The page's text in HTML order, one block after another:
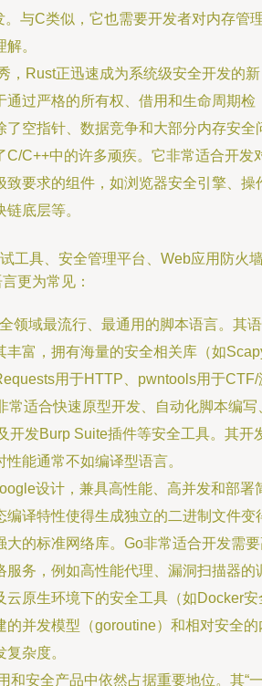
。与C类似，它也需要开发者对内存管
。
，Rust正迅速成为系统级安全开发的新
通过严格的所有权、借用和生命周期检
了空指针、数据竞争和大部分内存安全
C/C++中的许多顽疾。它非常适合开发
致要求的组件，如浏览器安全引擎、操
底层等。
工具、安全管理平台、Web应用防火
更为常见：
全领域最流行、最通用的脚本语言。其语
丰富，拥有海量的安全相关库（如
用于HTTP、pwntools用于CTF/
常适合快速原型开发、自动化脚本编写
开发Burp Suite插件等安全工具。其开
能通常不如编译型语言。
设计，兼具高性能、高并发和部署
编译特性使得生成独立的二进制文件变
大的标准网络库。Go非常适合开发需
服务，例如高性能代理、漏洞扫描器的
云原生环境下的安全工具（如Docker安
的并发模型（goroutine）和相对安全的
杂度。
和安全产品中依然占据重要地位。其“